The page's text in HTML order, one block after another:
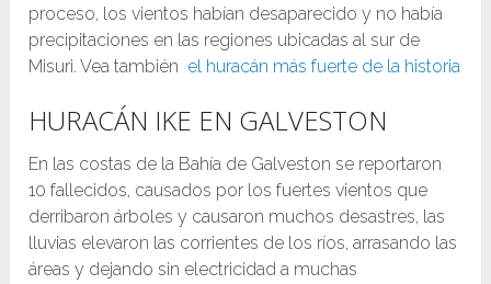
proceso, los vientos habían desaparecido y no había
precipitaciones en las regiones ubicadas al sur de
Misuri. Vea también el huracán más fuerte de la historia
HURACÁN IKE EN GALVESTON
En las costas de la Bahía de Galveston se reportaron
10 fallecidos, causados por los fuertes vientos que
derribaron árboles y causaron muchos desastres, las
lluvias elevaron las corrientes de los ríos, arrasando las
áreas y dejando sin electricidad a muchas